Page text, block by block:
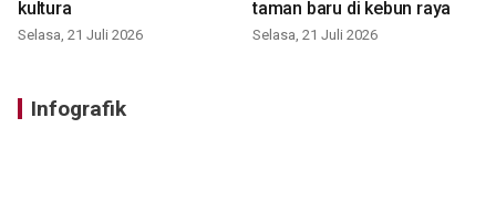
kultura
Selasa, 21 Juli 2026
taman baru di kebun raya
Selasa, 21 Juli 2026
Infografik